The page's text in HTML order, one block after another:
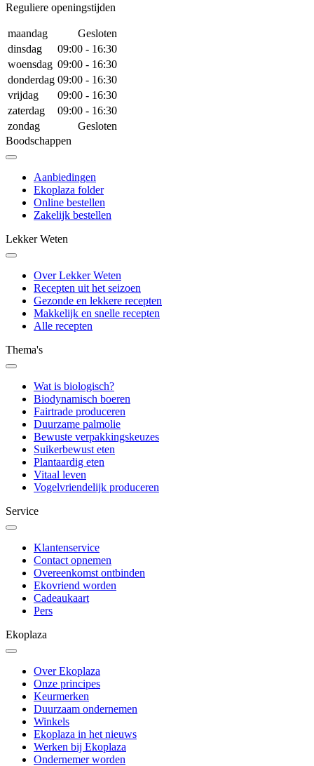
Reguliere openingstijden
maandag
Gesloten
dinsdag
09:00 - 16:30
woensdag 09:00 - 16:30
donderdag 09:00 - 16:30
vrijdag
09:00 - 16:30
zaterdag
09:00 - 16:30
zondag
Gesloten
Boodschappen
Aanbiedingen
Ekoplaza folder
Online bestellen
Zakelijk bestellen
Lekker Weten
Over Lekker Weten
Recepten uit het seizoen
Gezonde en lekkere recepten
Makkelijk en snelle recepten
Alle recepten
Thema's
Wat is biologisch?
Biodynamisch boeren
Fairtrade produceren
Duurzame palmolie
Bewuste verpakkingskeuzes
Suikerbewust eten
Plantaardig eten
Vitaal leven
Vogelvriendelijk produceren
Service
Klantenservice
Contact opnemen
Overeenkomst ontbinden
Ekovriend worden
Cadeaukaart
Pers
Ekoplaza
Over Ekoplaza
Onze principes
Keurmerken
Duurzaam ondernemen
Winkels
Ekoplaza in het nieuws
Werken bij Ekoplaza
Ondernemer worden